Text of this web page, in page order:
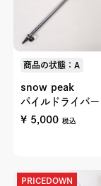
商品の状態：A
snow peak
パイルドライバー
¥ 5,000 税込
PRICEDOWN